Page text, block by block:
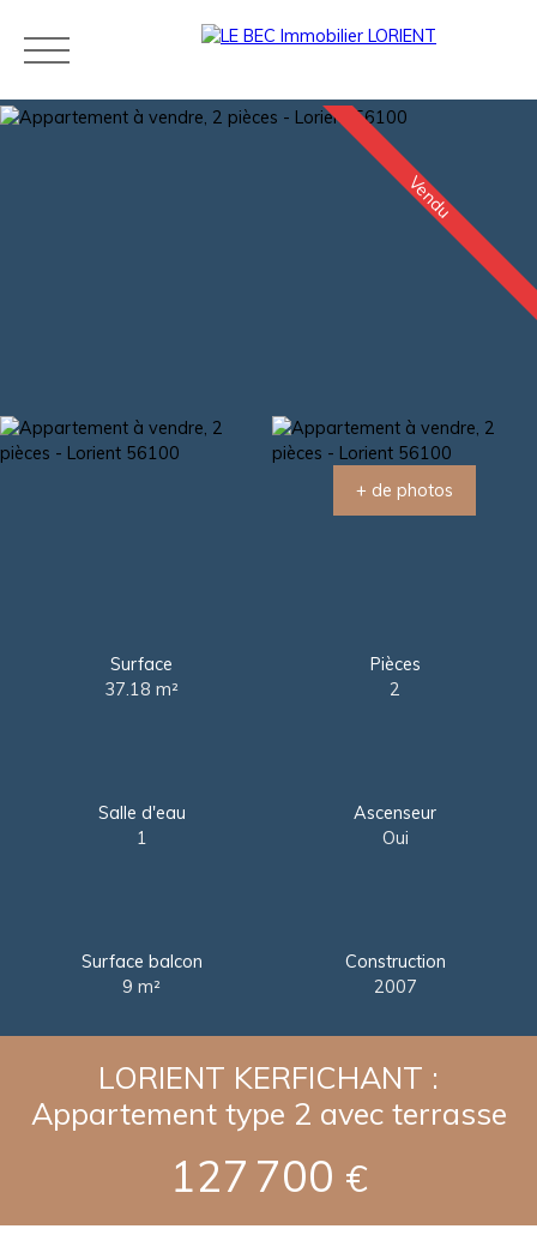
Contact Estimation
Vendu
+ de photos
Surface
37.18m²
Pièces
2
Salle d'eau
1
Ascenseur
Oui
Surface balcon
9m²
Construction
2007
LORIENT KERFICHANT :
Appartement type 2 avec terrasse
127 700 €